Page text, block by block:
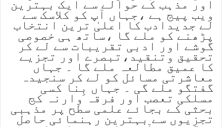
اور مذہب کے حوالے سے ایک بہترین
ویب پیج ہے ،جہاں آپ کو کلاسک سے
لے جدیدادب کا اعلیٰ ترین انتخاب
پڑھنے کو ملے گا ،ساتھ ہی خصوصی
گوشے اور ادبی تقریبات سے لے کر
تحقیق وتنقید،تبصرے اور تجزیے
کا عمیق مطالعہ ملے گا ۔ جہاں
معاشرتی مسائل کو لے کر سنجیدہ
گفتگو ملے گی ۔ جہاں بِنا کسی
مسلکی تعصب اور فرقہ وارنہ کج
بحثی کے بجائے علمی سطح پر مذہبی
تجزیوں سے بہترین رہنمائی حاصل